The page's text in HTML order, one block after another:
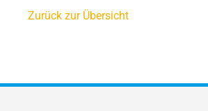
Zurück zur Übersicht